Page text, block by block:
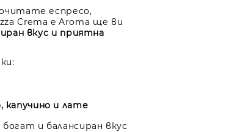
еспресо,
Crema e Aroma ще ви
вкус и приятна
капучино и лате
богат и балансиран вкус